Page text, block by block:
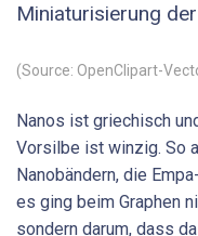
Miniaturisierung
(Source: OpenClipart-
Nanos ist griechisch
Vorsilbe ist winzig. So
Nanobändern, die
es ging beim Graphen
sondern darum, dass